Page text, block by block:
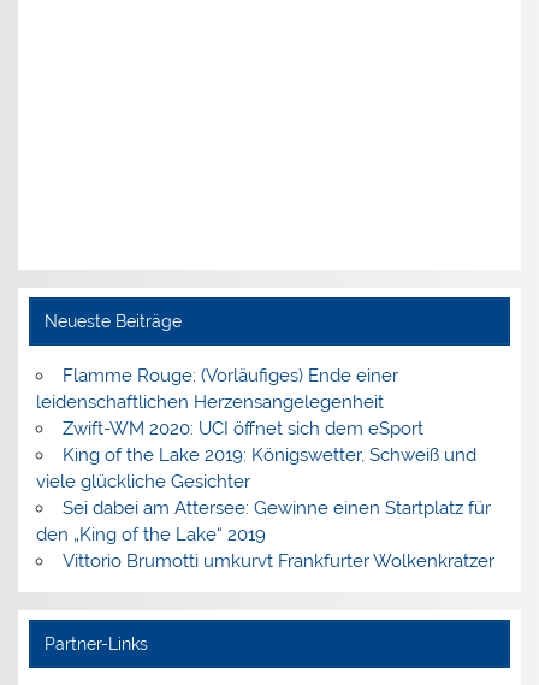
Neueste Beiträge
Flamme Rouge: (Vorläufiges) Ende einer
leidenschaftlichen Herzensangelegenheit
Zwift-WM 2020: UCI öffnet sich dem eSport
King of the Lake 2019: Königswetter, Schweiß und
viele glückliche Gesichter
Sei dabei am Attersee: Gewinne einen Startplatz für
den „King of the Lake“ 2019
Vittorio Brumotti umkurvt Frankfurter Wolkenkratzer
Partner-Links